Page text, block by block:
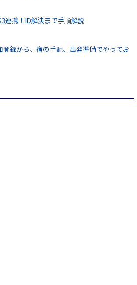
連携！ID解決まで手順解説
録から、宿の手配、出発準備でやってお